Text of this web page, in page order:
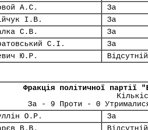
А.С.
За
І.В.
За
С.В.
За
С.І.
За
Ю.Р.
Відсутній
Фракція політичної партії
За - 9 Проти - 0
О.Р.
За